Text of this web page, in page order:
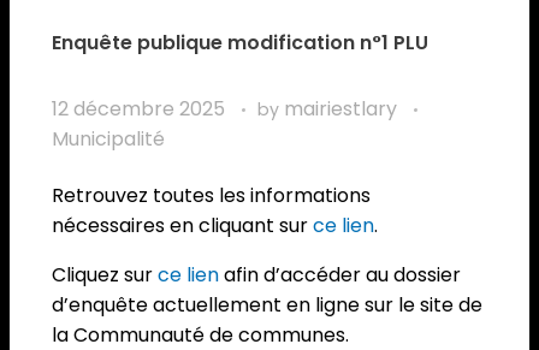
Enquête publique modification n°1 PLU
12 décembre 2025 by mairiestlary
Municipalité
Retrouvez toutes les informations
nécessaires en cliquant surce lien.
Cliquez surce lienafin d’accéder au dossier
d’enquête actuellement en ligne sur le site de
la Communauté de communes.